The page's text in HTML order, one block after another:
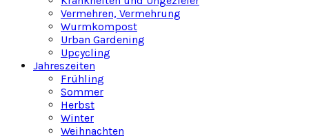
Vermehren, Vermehrung
Wurmkompost
Urban Gardening
Upcycling
Jahreszeiten
Frühling
Sommer
Herbst
Winter
Weihnachten